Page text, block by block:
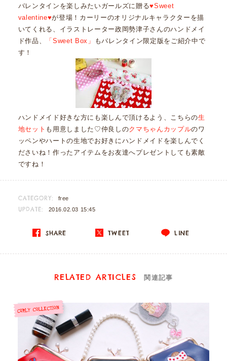
バレンタインを楽しみたいガールズに贈る♥Sweet
valentine♥が登場！カーリーのオリジナルキャラクターを描
いてくれる、イラストレーター政岡勢津子さんのハンドメイ
ド作品、
「Sweet Box」
もバレンタイン限定版をご紹介中で
す！
ハンドメイド好きな方にも楽しんで頂けるよう、こちらの生
地セット も用意しました♡仲良しのクマちゃんカップルのワ
ッペンやハートの生地でお好きにハンドメイドを楽しんでく
ださいね！作ったアイテムをお友達へプレゼントしても素敵
ですね！
CATEGORY: free
UPDATE: 2016.02.03 15:45
SHARE TWEET LINE
RELATED ARTICLES 関連記事